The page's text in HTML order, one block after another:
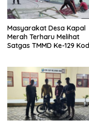
Masyarakat Desa Kapal
Merah Terharu Melihat
Satgas TMMD Ke-129
Mushollah Al Maghribi